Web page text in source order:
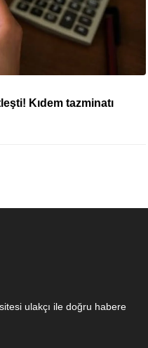
Kıdem tazminatı
ulakçı ile doğru habere